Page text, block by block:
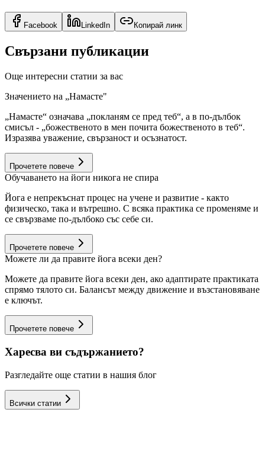
Facebook LinkedIn Копирай линк
Свързани публикации
Още интересни статии за вас
Значението на „Намасте"
„Намасте“ означава „покланям се пред теб“, а в по-дълбок
смисъл - „божественото в мен почита божественото в теб“.
Изразява уважение, свързаност и осъзнатост.
Прочетете повече
Обучаването на йоги никога не спира
Йога е непрекъснат процес на учене и развитие - както
физическо, така и вътрешно. С всяка практика се променяме и
се свързваме по-дълбоко със себе си.
Прочетете повече
Можете ли да правите йога всеки ден?
Можете да правите йога всеки ден, ако адаптирате практиката
спрямо тялото си. Балансът между движение и възстановяване
е ключът.
Прочетете повече
Харесва ви съдържанието?
Разгледайте още статии в нашия блог
Всички статии